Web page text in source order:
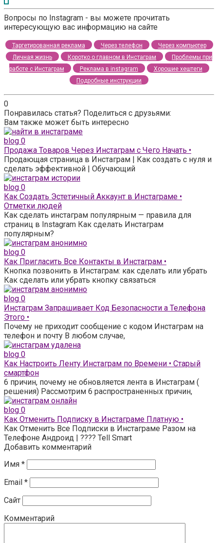
Вопросы по Instagram - вы можете прочитать
интересующую вас информацию на сайте
Таргетированная реклама Через телефон
Через компьютер
Личная жизнь
Коротко о главном в Инстаграм
Проблемы при
работе с Инстаграм
Реклама в instagram
Хорошие хештеги
Подробные инструкции
0
Понравилась статья? Поделиться с друзьями:
Вам также может быть интересно
blog 0
Продажа Товаров Через Инстаграм с Чего Начать •
Продающая страница в Инстаграм | Как создать с нуля и
сделать эффективной | Обучающий
blog 0
Как Создать Эстетичный Аккаунт в Инстаграме •
Отметки людей
Как сделать инстаграм популярным — правила для
страниц в Instagram Как сделать Инстаграм
популярным?
blog 0
Как Пригласить Все Контакты в Инстаграм •
Кнопка позвонить в Инстаграм: как сделать или убрать
Как сделать или убрать кнопку связаться
blog 0
Инстаграм Запрашивает Код Безопасности а Телефона
Этого •
Почему не приходит сообщение с кодом Инстаграм на
телефон и почту В любом случае,
blog 0
Как Настроить Ленту Инстаграм по Времени • Старый
смартфон
6 причин, почему не обновляется лента в Инстаграм (
решения) Рассмотрим 6 распространенных причин,
blog 0
Как Отменить Подписку в Инстаграме Платную •
Как Отменить Все Подписки в Инстаграме Разом на
Телефоне Андроид | ???? Tell Smart
Добавить комментарий
Имя *
Email *
Сайт
Комментарий